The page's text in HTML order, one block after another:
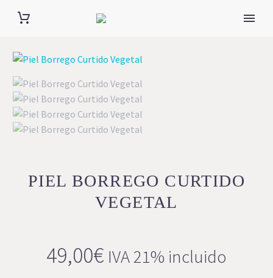
PIEL BORREGO CURTIDO
VEGETAL
49,00€ IVA 21% incluido